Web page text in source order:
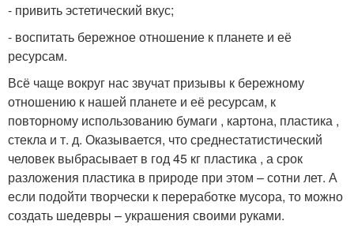
- привить эстетический вкус;
- воспитать бережное отношение к планете и её
ресурсам.
Всё чаще вокруг нас звучат призывы к бережному
отношению к нашей планете и её ресурсам, к
повторному использованию бумаги , картона, пластика ,
стекла и т. д. Оказывается, что среднестатистический
человек выбрасывает в год 45 кг пластика , а срок
разложения пластика в природе при этом – сотни лет. А
если подойти творчески к переработке мусора, то можно
создать шедевры – украшения своими руками.